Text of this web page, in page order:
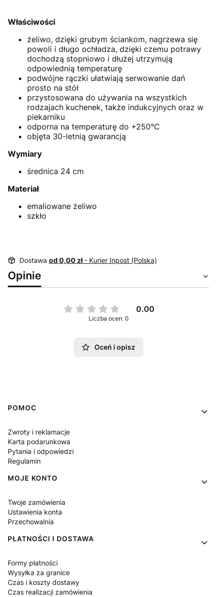
Właściwości
żeliwo, dzięki grubym ściankom, nagrzewa się
powoli i długo ochładza, dzięki czemu potrawy
dochodzą stopniowo i dłużej utrzymują
odpowiednią temperaturę
podwójne rączki ułatwiają serwowanie dań
prosto na stół
przystosowana do używania na wszystkich
rodzajach kuchenek, także indukcyjnych oraz w
piekarniku
odporna na temperaturę do +250°C
objęta 30-letnią gwarancją
Wymiary
średnica 24 cm
Materiał
emaliowane żeliwo
szkło
Dostawa od 0,00 zł - Kurier Inpost (Polska)
Opinie
0.00
Liczba ocen: 0
Oceń i opisz
Linki w stopce
POMOC
Zwroty i reklamacje
Karta podarunkowa
Pytania i odpowiedzi
Regulamin
MOJE KONTO
Twoje zamówienia
Ustawienia konta
Przechowalnia
PŁATNOŚCI I DOSTAWA
Formy płatności
Wysyłka za granice
Czas i koszty dostawy
Czas realizacji zamówienia